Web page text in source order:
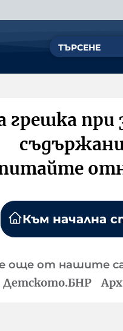
грешка
Към начална
още от нашите
Детското.БНР